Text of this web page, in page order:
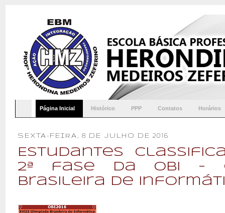
Página Inicial Histórico PPP Contatos Horários
SEXTA-FEIRA, 8 DE JULHO DE 2016
Estudantes
2ª fase da OBI -
Brasileira de